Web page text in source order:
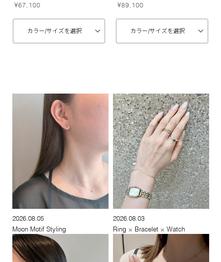
¥67,100
カラー/サイズを選択
¥89,100
カラー/サイズを選択
2026.08.05
Moon Motif Styling
2026.08.03
Ring × Bracelet × Watch